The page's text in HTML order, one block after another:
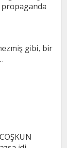
gibi, bir